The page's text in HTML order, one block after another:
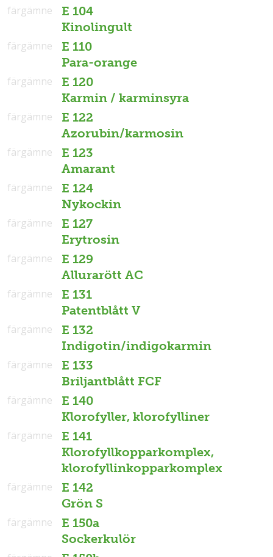
E 104
Kinolingult
färgämne
E 110
Para-orange
färgämne
E 120
Karmin / karminsyra
färgämne
E 122
Azorubin/karmosin
färgämne
E 123
Amarant
färgämne
E 124
Nykockin
färgämne
E 127
Erytrosin
färgämne
E 129
Allurarött AC
färgämne
E 131
Patentblått V
färgämne
E 132
Indigotin/indigokarmin
färgämne
E 133
Briljantblått FCF
färgämne
E 140
Klorofyller, klorofylliner
färgämne
E 141
Klorofyllkopparkomplex,
klorofyllinkopparkomplex
färgämne
E 142
Grön S
färgämne
E 150a
Sockerkulör
färgämne